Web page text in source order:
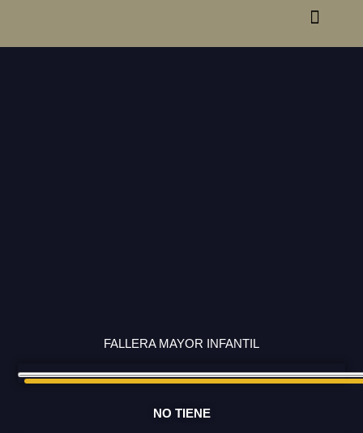
FALLERA MAYOR INFANTIL
NO TIENE